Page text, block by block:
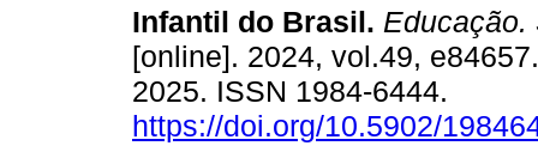
Infantil do Brasil. Educação.
[online]. 2024, vol.49,
2025. ISSN 1984-6444.
https://doi.org/10.5902/